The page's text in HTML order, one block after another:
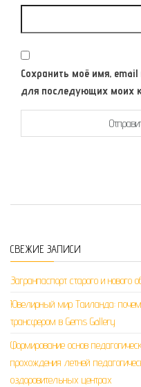
Сохранить моё имя,
для последующих моих
СВЕЖИЕ ЗАПИСИ
Загранпаспорт старого и
Ювелирный мир Таиланда:
трансфером в Gems Gallery
Формирование основ
прохождения летней
оздоровительных центрах